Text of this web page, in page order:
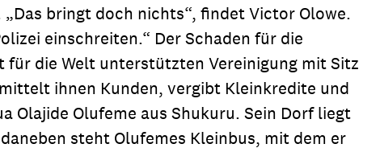
bringt doch nichts“, findet Victor Olowe.
einschreiten.“ Der Schaden für die
für die Welt unterstützten Vereinigung mit Sitz
ihnen Kunden, vergibt Kleinkredite und
Olajide Olufeme aus Shukuru. Sein Dorf liegt
steht Olufemes Kleinbus, mit dem er